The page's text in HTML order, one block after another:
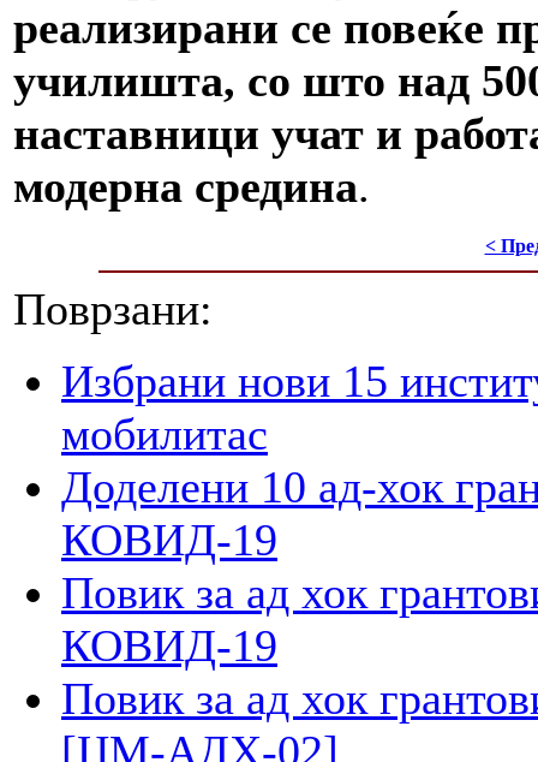
реализирани се повеќе
училишта, со што над
наставници учат и
модерна средина.
<
Поврзани:
Избрани нови 15
мобилитас
Доделени 10 ад-хок
КОВИД-19
Повик за ад хок
КОВИД-19
Повик за ад хок
[ЦМ-АДХ-02]